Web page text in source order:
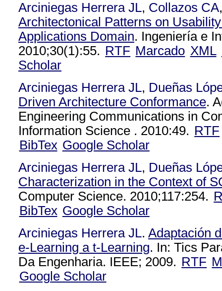
Arciniegas Herrera JL, Collazos CA
Architectonical Patterns on
Applications Domain. Ingeniería e
2010;30(1):55. RTF Marcado XML
Scholar
Arciniegas Herrera JL, Dueñas
Driven Architecture Conformance.
Engineering Communications in
Information Science . 2010:49. RTF
BibTex Google Scholar
Arciniegas Herrera JL, Dueñas
Characterization in the Context of
Computer Science. 2010;117:254.
BibTex Google Scholar
Arciniegas Herrera JL. Adaptación
e-Learning a t-Learning. In: Tics
Da Engenharia. IEEE; 2009. RTF
Google Scholar